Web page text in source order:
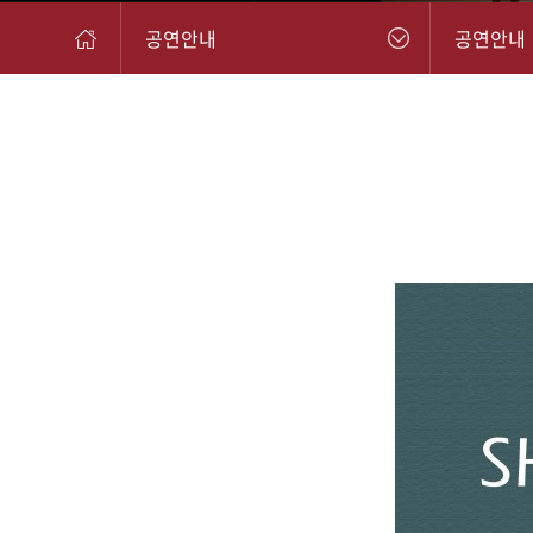
공연안내 공연안내